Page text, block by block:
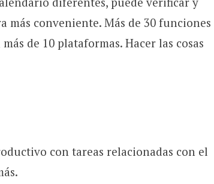
más conveniente. Más de 30 funciones
de 10 plataformas. Hacer las cosas
con tareas relacionadas con el